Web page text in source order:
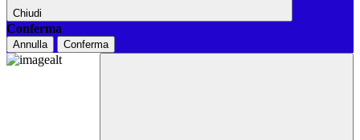
Chiudi
Conferma
Annulla Conferma